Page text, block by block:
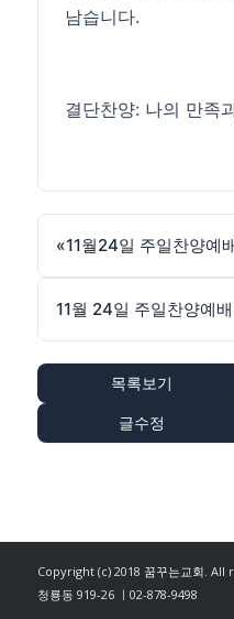
남습니다.
결단찬양: 나의 만족
«11월24일 주일찬양예
목록보기
글수정
Copyright (c) 2018 꿈꾸는교회. All
청룡동 919-26 ㅣ02-878-9498